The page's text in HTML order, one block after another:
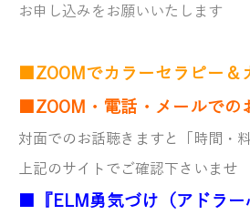
お申し込みをお願いいたします
■ZOOMでカラーセラピー＆
■ZOOM・電話・メールでの
対面でのお話聴きますと「時間・
上記のサイトでご確認下さいませ
■『ELM勇気づけ（アドラー